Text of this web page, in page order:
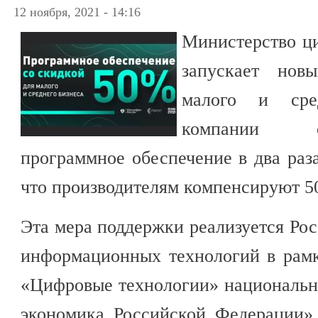
12 ноября, 2021 - 14:16
Министерство
запускает
малого и
компании
программное обеспечение в два
что производителям компенсируют
Эта мера поддержки реализуется
информационных технологий в
«Цифровые технологии»